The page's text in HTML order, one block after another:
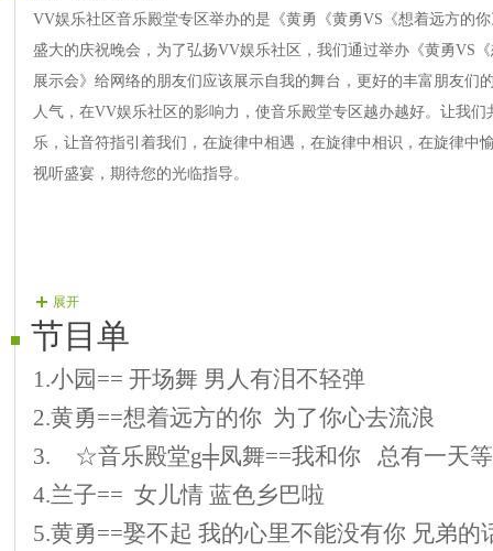
VV娱乐社区音乐殿堂专区举办的是《黄勇《黄勇VS《想着远方的
盛大的庆祝晚会，为了弘扬VV娱乐社区，我们通过举办《黄勇VS
展示会》给网络的朋友们应该展示自我的舞台，更好的丰富朋友们
人气，在VV娱乐社区的影响力，使音乐殿堂专区越办越好。让我
乐，让音符指引着我们，在旋律中相遇，在旋律中相识，在旋律中
视听盛宴，期待您的光临指导。
展开
节目单
1.小园== 开场舞 男人有泪不轻弹
2.黄勇==想着远方的你 为了你心去流浪
3. ゞ☆音乐殿堂g╪凤舞==我和你 总有一天
4.兰子== 女儿情 蓝色乡巴啦
5.黄勇==娶不起 我的心里不能没有你 兄弟的